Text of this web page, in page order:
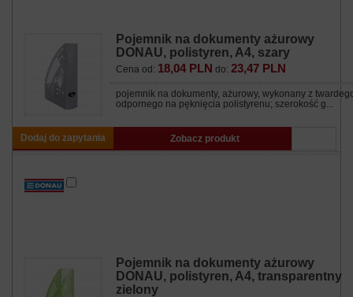
Pojemnik na dokumenty ażurowy
DONAU, polistyren, A4, szary
Cena od: 18,04 PLN do: 23,47 PLN
pojemnik na dokumenty, ażurowy, wykonany z
odpornego na pęknięcia polistyrenu; szerokość g...
Dodaj do zapytania Zobacz produkt
Pojemnik na dokumenty ażurowy
DONAU, polistyren, A4, transparentny
zielony